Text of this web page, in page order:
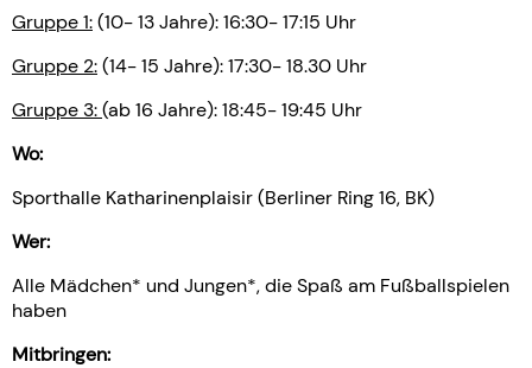
Gruppe 1:(10- 13 Jahre): 16:30- 17:15 Uhr
Gruppe 2:(14- 15 Jahre): 17:30- 18.30 Uhr
Gruppe 3:(ab 16 Jahre): 18:45- 19:45 Uhr
Wo:
Sporthalle Katharinenplaisir (Berliner Ring 16, BK)
Wer:
Alle Mädchen* und Jungen*, die Spaß am Fußballspielen
haben
Mitbringen: